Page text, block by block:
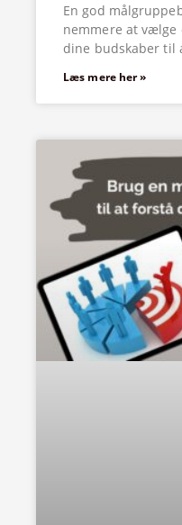
En god
nemmere at vælge
dine budskaber til
Læs mere her »